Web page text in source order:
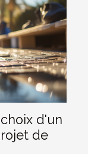
d'un
de